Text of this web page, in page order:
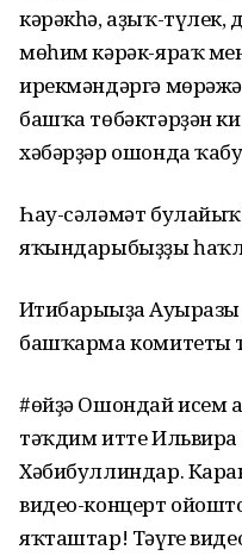
кәрәкһә, аҙыҡ-
мөһим кәрәк-яраҡ
ирекмәндәргә
башҡа төбәктәрҙән
хәбәрҙәр ошонда
Һау-сәләмәт
яҡындарыбыҙҙы
Иғтибарығыҙға
башҡарма комитеты
#өйҙә Ошондай исем
тәҡдим итте
Хәбибуллиндар.
видео-концерт
яҡташтар! Тәүге